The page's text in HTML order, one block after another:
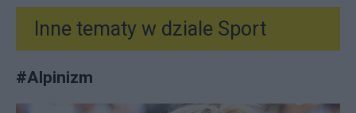
Inne tematy w dziale Sport
#Alpinizm